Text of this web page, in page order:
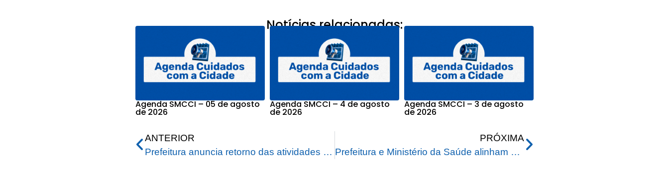
Notícias relacionadas:
Agenda SMCCI – 05 de agosto
de 2026
Agenda SMCCI – 4 de agosto
de 2026
Agenda SMCCI – 3 de agosto
de 2026
ANTERIOR
Prefeitura anuncia retorno das atividades nos espaços culturais que foram atingidos pela enchente
PRÓXIMA
Prefeitura e Ministério da Saúde alinham ações com as Vigilâncias em Saúde do Município e do Estado